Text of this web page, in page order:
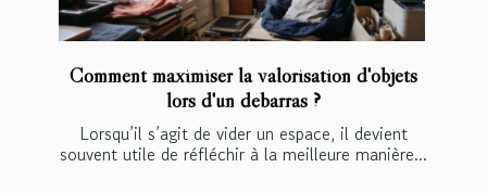
Comment maximiser la valorisation d'objets
lors d'un débarras ?
Lorsqu’il s’agit de vider un espace, il devient
souvent utile de réfléchir à la meilleure manière...